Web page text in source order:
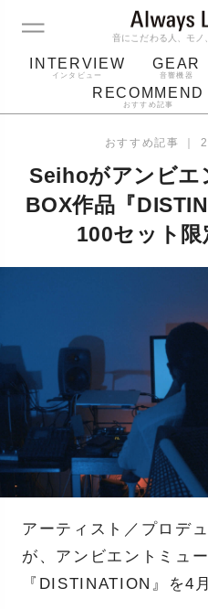
音にこだわる人、モノ
INTERVIEW
インタビュー
GEAR
音響機器
RECOMMEND
おすすめ記事
ジャケット
レコ
おすすめ記事 ｜
Seihoがアンビエ
BOX作品『
100セット
アーティスト／プロデ
が、アンビエントミュ
『DISTINATION』を4